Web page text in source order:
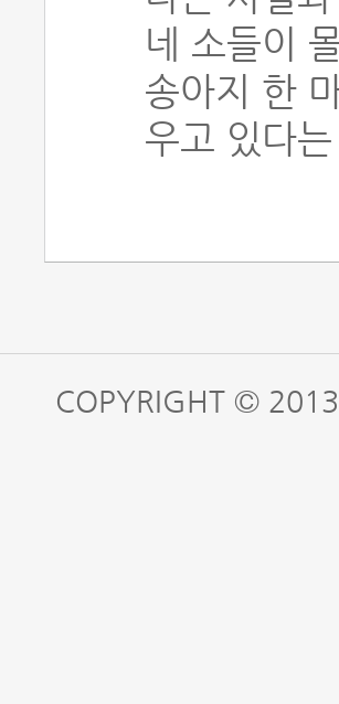
네 소들이
송아지 한
우고 있다
COPYRIGHT ©